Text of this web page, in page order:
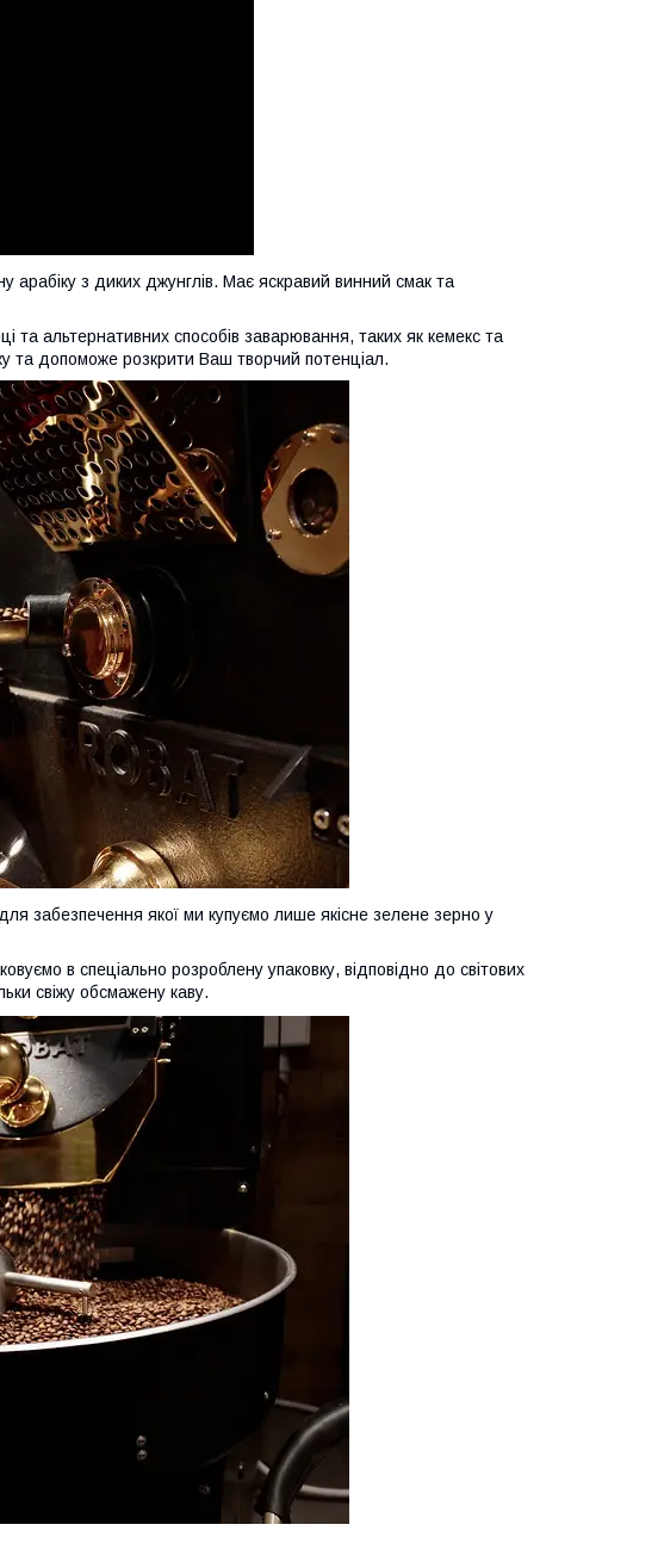
арабіку з диких джунглів. Має яскравий винний смак та
альтернативних способів заварювання, таких як кемекс та
та допоможе розкрити Ваш творчий потенціал.
забезпечення якої ми купуємо лише якісне зелене зерно у
в спеціально розроблену упаковку, відповідно до світових
свіжу обсмажену каву.